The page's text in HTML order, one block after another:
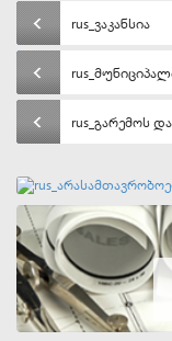
rus_ვაკანსია
rus_გარემოს